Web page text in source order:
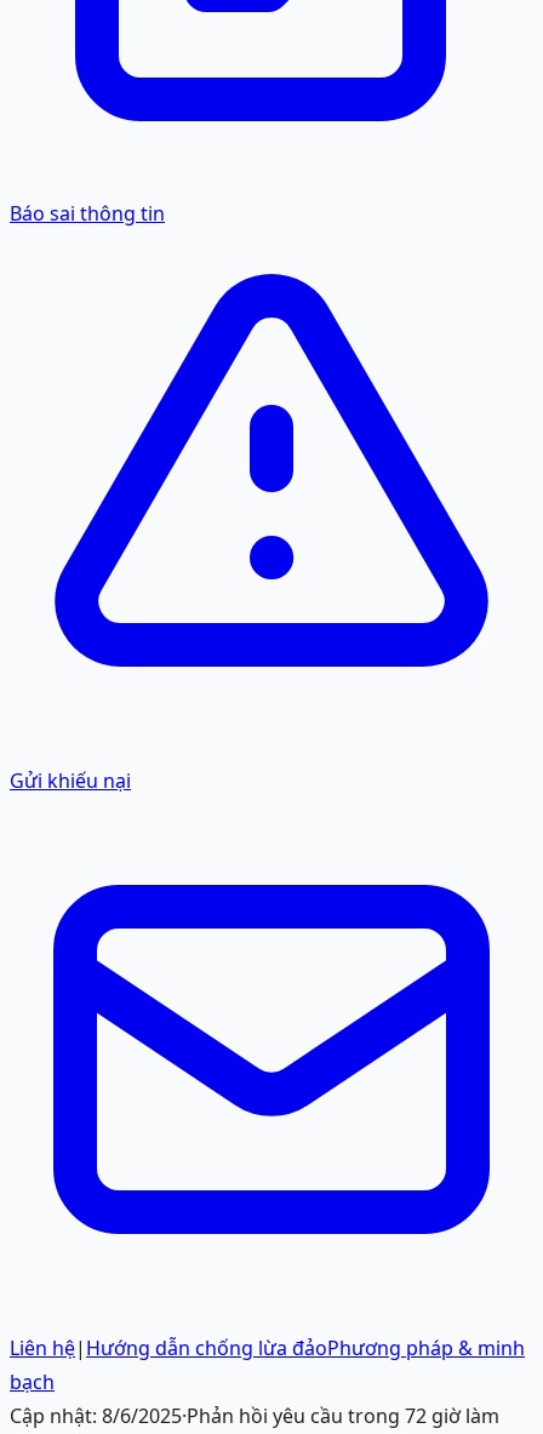
Báo sai thông tin
Gửi khiếu nại
Liên hệ| Hướng dẫn chống lừa đảoPhương pháp & minh
bạch
Cập nhật: 8/6/2025·Phản hồi yêu cầu trong 72 giờ làm